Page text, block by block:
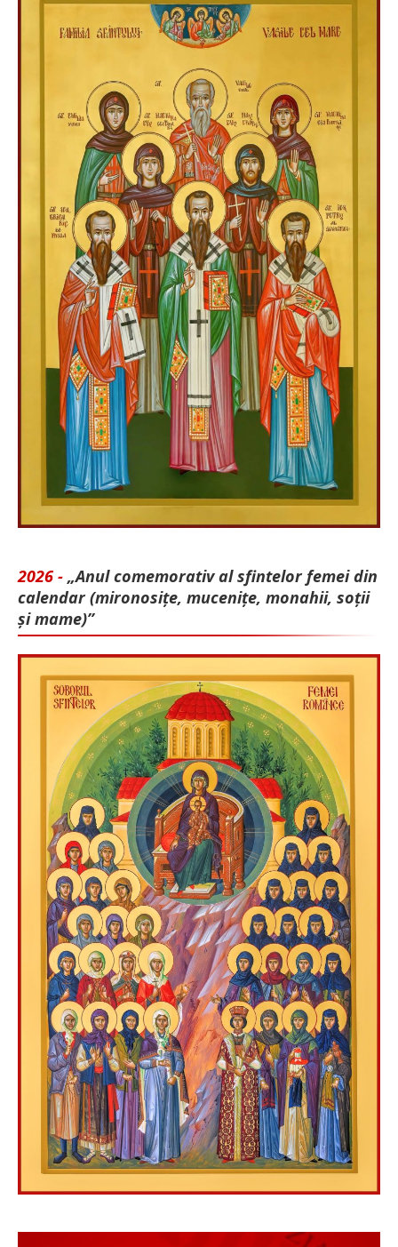
2026 - „Anul comemorativ al sfintelor femei din
calendar (mironosițe, mu­cenițe, monahii, soții
și mame)”